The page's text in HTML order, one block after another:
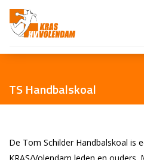
TS Handbalskoal
De Tom Schilder Handbalskoal is